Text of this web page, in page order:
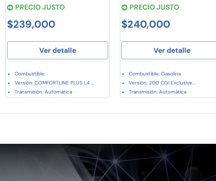
PRECIO JUSTO
$239,000
Ver detalle
Combustible:
Versión: COMFORTLINE PLUS L4 ...
Transmisión: Automática
PRECIO JUSTO
$240,000
Ver detalle
Combustible: Gasolina
Versión: 200 CGI Exclusive...
Transmisión: Automática